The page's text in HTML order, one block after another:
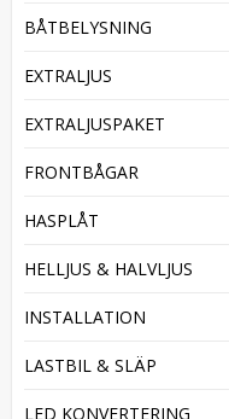
BÅTBELYSNING
EXTRALJUS
EXTRALJUSPAKET
FRONTBÅGAR
HASPLÅT
HELLJUS & HALVLJUS
INSTALLATION
LASTBIL & SLÄP
LED KONVERTERING